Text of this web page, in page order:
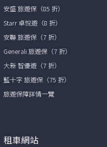
安盛 旅遊保（85 折）
Starr 卓悅遊（8 折）
安聯 旅遊保（7 折）
Generali 旅遊保（7 折）
大新 智優遊（7 折）
藍十字 旅遊保（75 折）
旅遊保障詳情一覽
租車網站